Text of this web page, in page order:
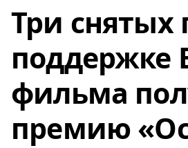
Три снятых
поддержке
фильма
премию